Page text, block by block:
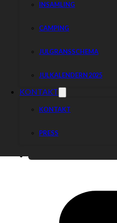
INSAMLING
CAMPING
JULGRANSSCHEMA
JULKALENDERN 2025
KONTAKT
KONTAKT
PRESS